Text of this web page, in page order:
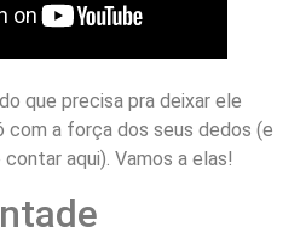
que precisa pra deixar ele
com a força dos seus dedos (e
aqui). Vamos a elas!